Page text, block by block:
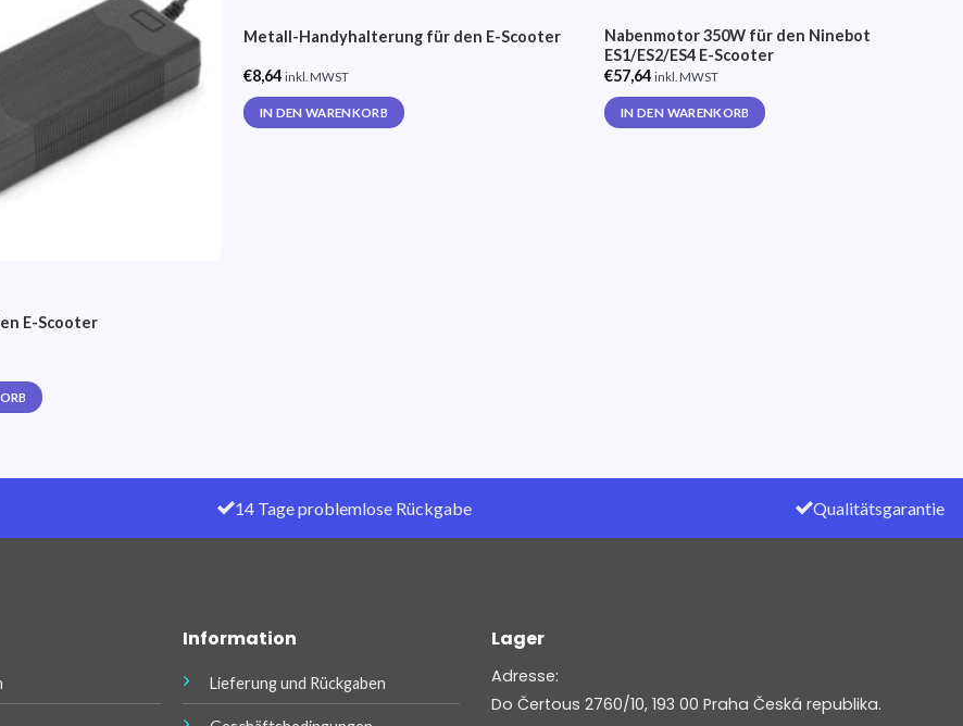
E-Scooter
Metall-Handyhalterung für den E-Scooter
€8,64 inkl. MWST
IN DEN WARENKORB
Nabenmotor 350W für den Ninebot
ES1/ES2/ES4 E-Scooter
€57,64 inkl. MWST
IN DEN WARENKORB
14 Tage problemlose Rückgabe Qualitätsgarantie
Information
Lieferung und Rückgaben
Lager
Adresse:
Do Čertous 2760/10, 193 00 Praha Česká republika.